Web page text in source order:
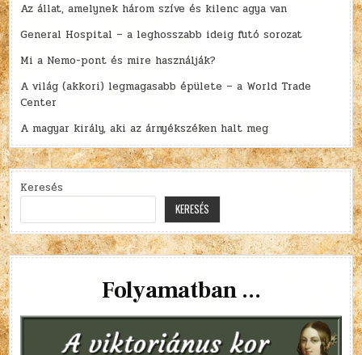
Az állat, amelynek három szíve és kilenc agya van
General Hospital – a leghosszabb ideig futó sorozat
Mi a Nemo-pont és mire használják?
A világ (akkori) legmagasabb épülete – a World Trade
Center
A magyar király, aki az árnyékszéken halt meg
Keresés
KERESÉS
Folyamatban ...